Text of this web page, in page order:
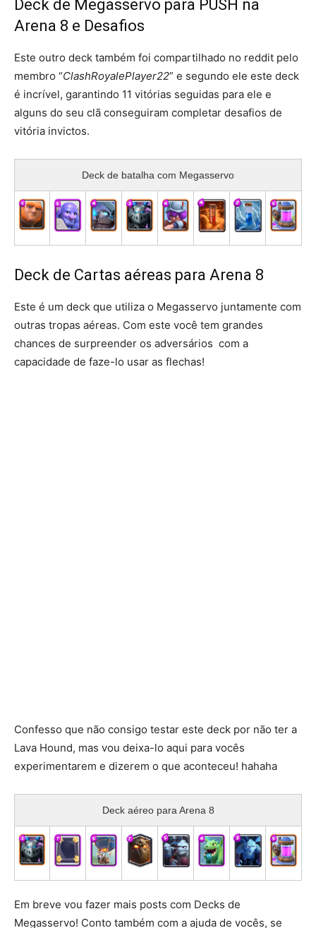
Deck de Megasservo para PUSH na
Arena 8 e Desafios
Este outro deck também foi compartilhado no reddit pelo
membro “ClashRoyalePlayer22” e segundo ele este deck
é incrível, garantindo 11 vitórias seguidas para ele e
alguns do seu clã conseguiram completar desafios de
vitória invictos.
Deck de batalha com Megasservo
Deck de Cartas aéreas para Arena 8
Este é um deck que utiliza o Megasservo juntamente com
outras tropas aéreas. Com este você tem grandes
chances de surpreender os adversários com a
capacidade de faze-lo usar as flechas!
Confesso que não consigo testar este deck por não ter a
Lava Hound, mas vou deixa-lo aqui para vocês
experimentarem e dizerem o que aconteceu! hahaha
Deck aéreo para Arena 8
Em breve vou fazer mais posts com Decks de
Megasservo! Conto também com a ajuda de vocês, se